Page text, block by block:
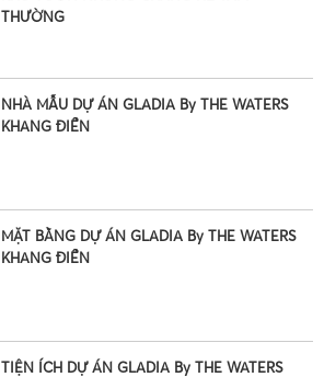
THƯỜNG
NHÀ MẪU DỰ ÁN GLADIA By THE WATERS
KHANG ĐIỀN
MẶT BẰNG DỰ ÁN GLADIA By THE WATERS
KHANG ĐIỀN
TIỆN ÍCH DỰ ÁN GLADIA By THE WATERS